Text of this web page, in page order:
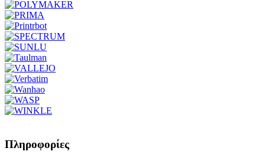
Πληροφορίες